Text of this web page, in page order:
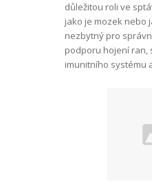
důležitou roli ve
jako je mozek nebo
nezbytný pro
podporu hojení ran,
imunitního systému